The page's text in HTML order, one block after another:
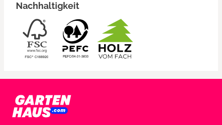
Nachhaltigkeit